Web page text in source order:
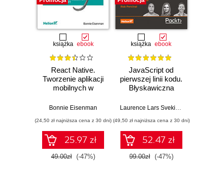
książka ebook
React Native.
Tworzenie aplikacji
mobilnych w
Wydanie II
Bonnie Eisenman
(24,50 zł najniższa cena z 30 dni)
25.97 zł
49.00zł (-47%)
książka ebook
JavaScript od
pierwszej linii kodu.
Błyskawiczna
stron WWW i
internetowych
Laurence Lars Svekis
,
(49,50 zł najniższa cena z 30 dni)
52.47 zł
99.00zł (-47%)